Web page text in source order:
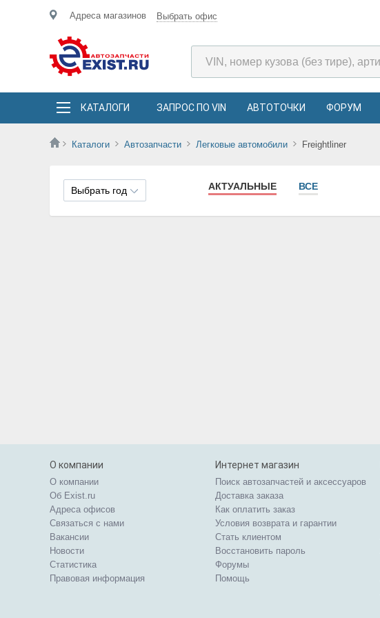
Адреса магазинов Выбрать офис
КАТАЛОГИ ЗАПРОС ПО VIN АВТОТОЧКИ ФОРУМ
Каталоги Автозапчасти Легковые автомобили Freightliner
Выбрать год АКТУАЛЬНЫЕ ВСЕ
О компании
О компании
Об Exist.ru
Адреса офисов
Связаться с нами
Вакансии
Новости
Статистика
Правовая информация
Интернет магазин
Поиск автозапчастей и аксессуаров
Доставка заказа
Как оплатить заказ
Условия возврата и гарантии
Стать клиентом
Восстановить пароль
Форумы
Помощь